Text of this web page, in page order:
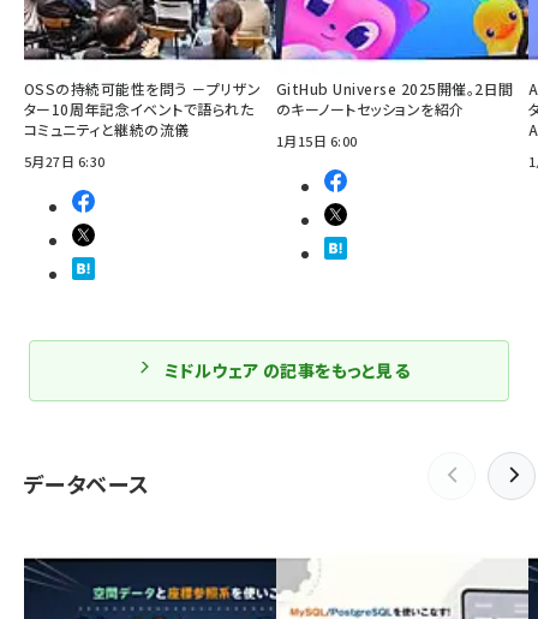
OSSの持続可能性を問う －プリザン
ター10周年記念イベントで語られた
コミュニティと継続の流儀
5月27日 6:30
GitHub Universe 2025開催。2日間
のキーノートセッションを紹介
1月15日 6:00
ミドルウェア の記事をもっと見る
データベース